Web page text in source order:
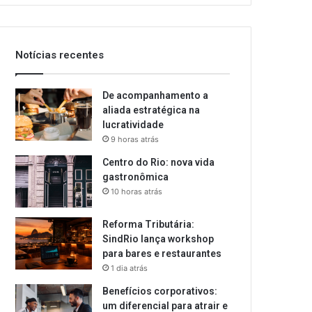
Notícias recentes
De acompanhamento a
aliada estratégica na
lucratividade
9 horas atrás
Centro do Rio: nova vida
gastronômica
10 horas atrás
Reforma Tributária:
SindRio lança workshop
para bares e restaurantes
1 dia atrás
Benefícios corporativos:
um diferencial para atrair e